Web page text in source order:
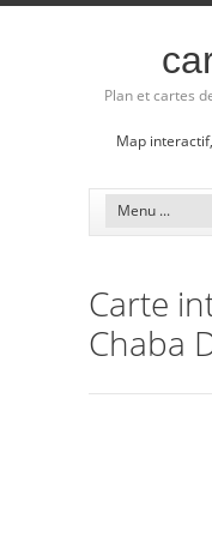
Map
Carte
Chaba